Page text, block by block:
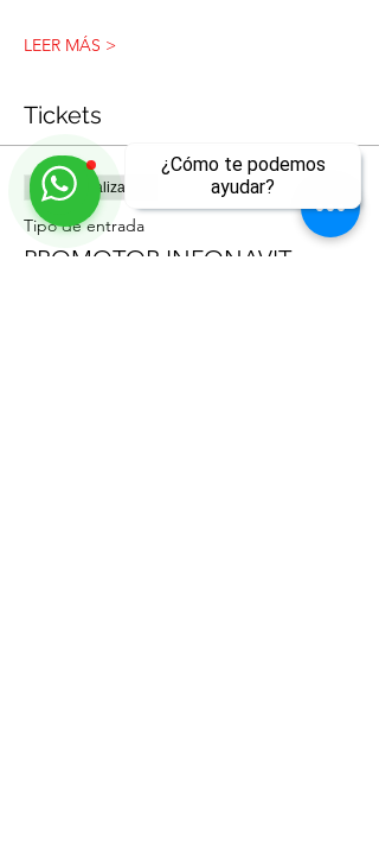
¿Cómo te podemos
ayudar?
LEER MÁS >
Tickets
Venta finalizada
Tipo de entrada
PROMOTOR INFONAVIT